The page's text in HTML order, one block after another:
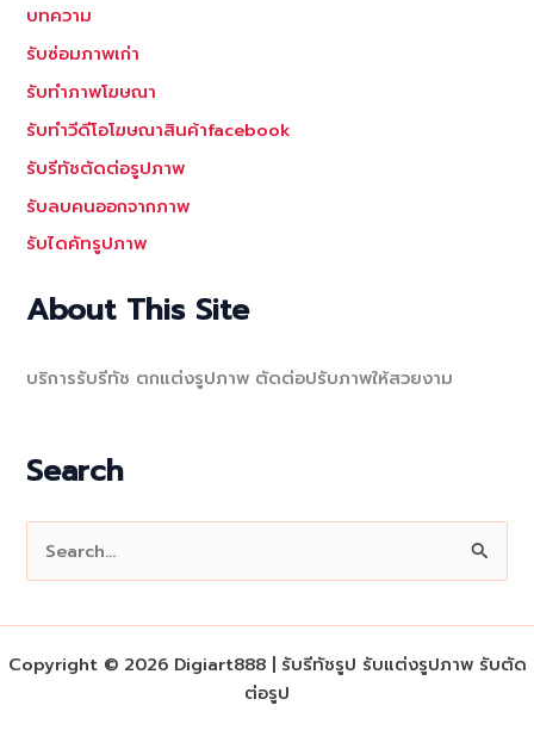
บทความ
รับซ่อมภาพเก่า
รับทำภาพโฆษณา
รับทำวีดีโอโฆษณาสินค้าfacebook
รับรีทัชตัดต่อรูปภาพ
รับลบคนออกจากภาพ
รับไดคัทรูปภาพ
About This Site
บริการรับรีทัช ตกแต่งรูปภาพ ตัดต่อปรับภาพให้สวยงาม
Search
c
Copyright © 2026 Digiart888 | รับรีทัชรูป รับแต่งรูปภาพ รับตัด
ต่อรูป